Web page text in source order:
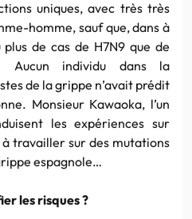
uniques, avec très très
homme, sauf que, dans à
de cas de H7N9 que de
Aucun individu dans la
de la grippe n’avait prédit
Monsieur Kawaoka, l’un
les expériences sur
à travailler sur des mutations
espagnole…
les risques ?